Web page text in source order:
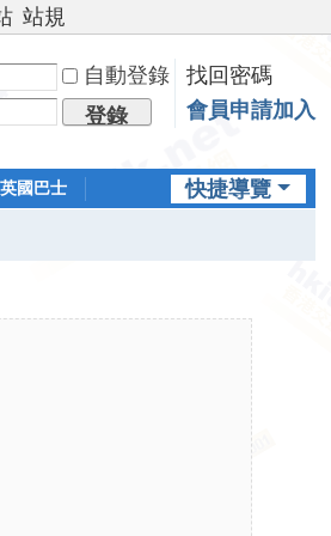
站規
自動登錄
找回密碼
登錄
會員申請加入
快捷導覽
英國巴士